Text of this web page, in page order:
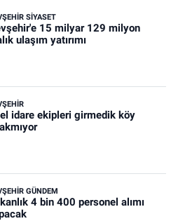
SIYASET
15 milyar 129 milyon
ulaşım yatırımı
idare ekipleri girmedik köy
GÜNDEM
4 bin 400 personel alımı